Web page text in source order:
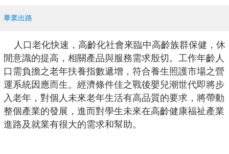
畢業出路
人口老化快速，高齡化社會來臨中高齡族群保健，休
閒意識的提高，相關產品與服務需求殷切。工作年齡人
口需負擔之老年扶養指數遞增，符合養生照護市場之營
運系統因應而生。經濟條件佳之戰後嬰兒潮世代即將步
入老年，對個人未來老年生活有高品質的要求，將帶動
整個產業的發展，進而對學生未來在高齡健康福祉產業
進路及就業有很大的需求和幫助。